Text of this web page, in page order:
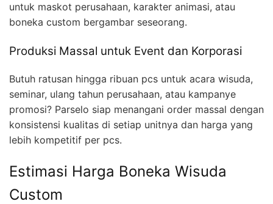
untuk maskot perusahaan, karakter animasi, atau
boneka custom bergambar seseorang.
Produksi Massal untuk Event dan Korporasi
Butuh ratusan hingga ribuan pcs untuk acara wisuda,
seminar, ulang tahun perusahaan, atau kampanye
promosi? Parselo siap menangani order massal dengan
konsistensi kualitas di setiap unitnya dan harga yang
lebih kompetitif per pcs.
Estimasi Harga Boneka Wisuda
Custom